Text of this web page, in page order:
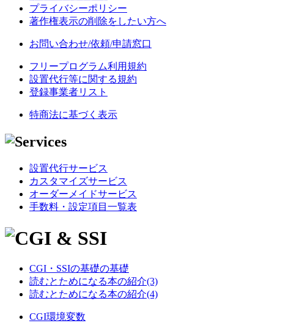
プライバシーポリシー
著作権表示の削除をしたい方へ
お問い合わせ/依頼/申請窓口
フリープログラム利用規約
設置代行等に関する規約
登録事業者リスト
特商法に基づく表示
設置代行サービス
カスタマイズサービス
オーダーメイドサービス
手数料・設定項目一覧表
CGI・SSIの基礎の基礎
読むとためになる本の紹介(3)
読むとためになる本の紹介(4)
CGI環境変数